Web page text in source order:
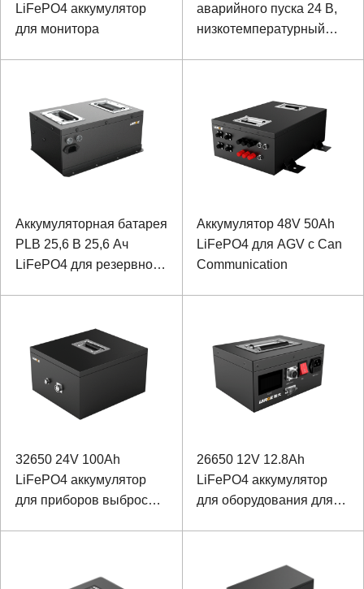
LiFePO4 аккумулятор
для монитора
аварийного пуска 24 В,
низкотемпературный
Аккумуляторная батарея
PLB 25,6 В 25,6 Ач
LiFePO4 для резервного
Аккумулятор 48V 50Ah
LiFePO4 для AGV с Can
Communication
32650 24V 100Ah
LiFePO4 аккумулятор
для приборов выброса
26650 12V 12.8Ah
LiFePO4 аккумулятор
для оборудования для
связи SMBUS